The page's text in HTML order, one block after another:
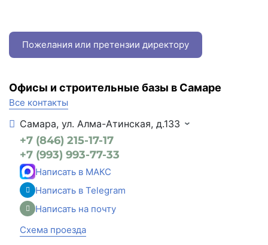
Пожелания или претензии директору
Офисы и строительные базы в Самаре
Все контакты
Самара, ул. Алма-Атинская, д.133
+7 (846) 215-17-17
+7 (993) 993-77-33
Написать в МАКС
Написать в Telegram
Написать на почту
Схема проезда